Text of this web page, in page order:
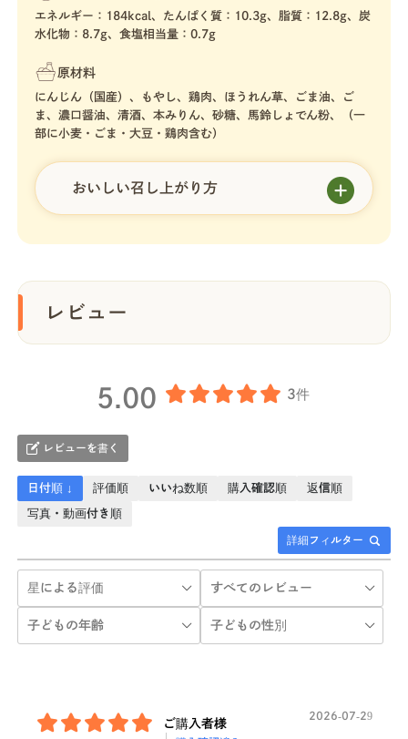
エネルギー：184kcal、たんぱく質：10.3g、脂質：12.8g、炭
水化物：8.7g、食塩相当量：0.7g
原材料
にんじん（国産）、もやし、鶏肉、ほうれん草、ごま油、ご
ま、濃口醤油、清酒、本みりん、砂糖、馬鈴しょでん粉、（一
部に小麦・ごま・大豆・鶏肉含む）
おいしい召し上がり方
レビュー
5.00 3件
レビューを書く
詳細フィルター
日付順 ↓ 評価順 いいね数順 購入確認順 返信順
写真・動画付き順
ご購入者様
2026-07-29